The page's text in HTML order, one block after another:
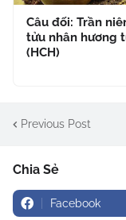
Câu đối: Trần
tửu nhân hương
(HCH)
Previous Post
Chia Sẻ
Facebook